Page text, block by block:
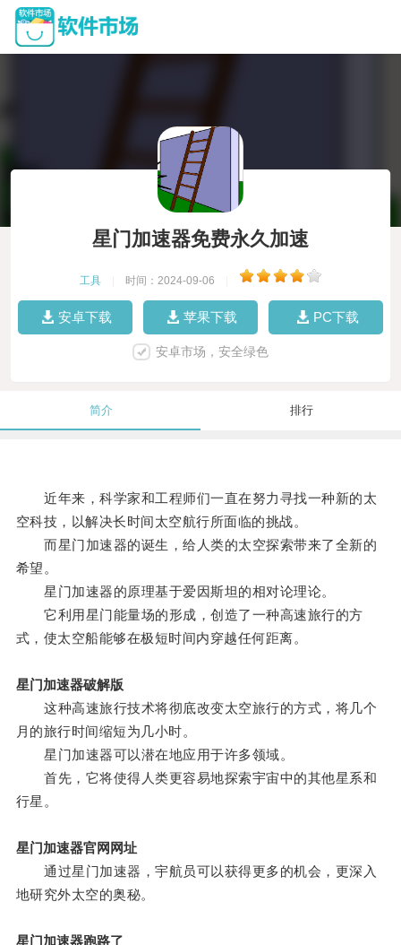
星门加速器免费永久加速
工具 时间：2024-09-06
安卓下载 苹果下载 PC下载
安卓市场，安全绿色
简介 排行
近年来，科学家和工程师们一直在努力寻找一种新的太
空科技，以解决长时间太空航行所面临的挑战。
而星门加速器的诞生，给人类的太空探索带来了全新的
希望。
星门加速器的原理基于爱因斯坦的相对论理论。
它利用星门能量场的形成，创造了一种高速旅行的方
式，使太空船能够在极短时间内穿越任何距离。
星门加速器破解版
这种高速旅行技术将彻底改变太空旅行的方式，将几个
月的旅行时间缩短为几小时。
星门加速器可以潜在地应用于许多领域。
首先，它将使得人类更容易地探索宇宙中的其他星系和
行星。
星门加速器官网网址
通过星门加速器，宇航员可以获得更多的机会，更深入
地研究外太空的奥秘。
星门加速器跑路了